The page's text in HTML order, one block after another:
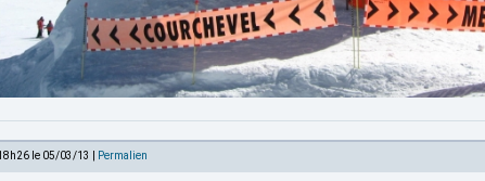
le 05/03/13 | Permalien